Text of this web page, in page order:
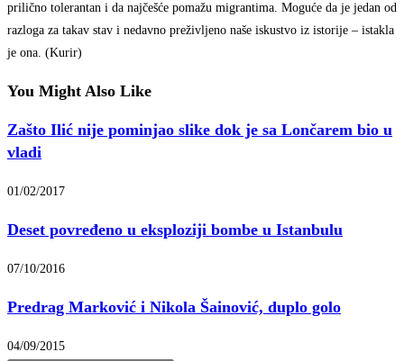
prilično tolerantan i da najčešće pomažu migrantima. Moguće da je jedan od
razloga za takav stav i nedavno preživljeno naše iskustvo iz istorije – istakla
je ona. (Kurir)
You Might Also Like
Zašto Ilić nije pominjao slike dok je sa Lončarem bio u
vladi
01/02/2017
Deset povređeno u eksploziji bombe u Istanbulu
07/10/2016
Predrag Marković i Nikola Šainović, duplo golo
04/09/2015